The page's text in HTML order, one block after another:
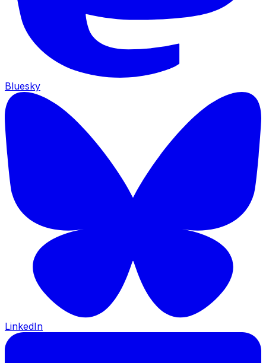
Bluesky
LinkedIn